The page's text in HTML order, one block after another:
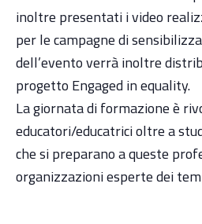
inoltre presentati i video
per le campagne di
dell’evento verrà inoltre
progetto Engaged in equality.
La giornata di formazione è
educatori/educatrici oltre a
che si preparano a queste
organizzazioni esperte dei